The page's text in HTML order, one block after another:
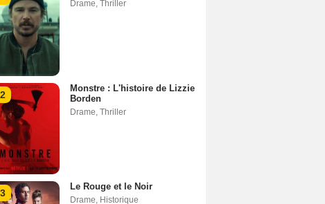
Drame, Thriller
2
Monstre : L'histoire de Lizzie
Borden
Drame, Thriller
3
Le Rouge et le Noir
Drame, Historique